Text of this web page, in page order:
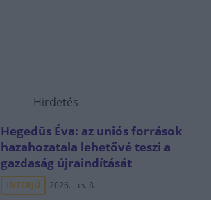
Hirdetés
Hegedüs Éva: az uniós források
hazahozatala lehetővé teszi a
gazdaság újraindítását
INTERJÚ 2026. jún. 8.